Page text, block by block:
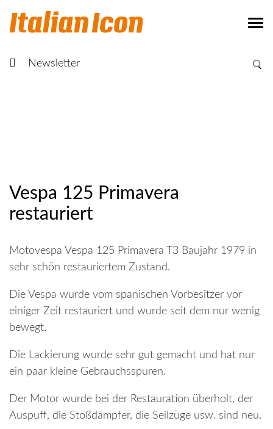
Newsletter
Vespa 125 Primavera
restauriert
Motovespa Vespa 125 Primavera T3 Baujahr 1979 in
sehr schön restauriertem Zustand.
Die Vespa wurde vom spanischen Vorbesitzer vor
einiger Zeit restauriert und wurde seit dem nur wenig
bewegt.
Die Lackierung wurde sehr gut gemacht und hat nur
ein paar kleine Gebrauchsspuren.
Der Motor wurde bei der Restauration überholt, der
Auspuff, die Stoßdämpfer, die Seilzüge usw. sind neu.